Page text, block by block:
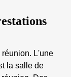
réunion. L'une
la salle de